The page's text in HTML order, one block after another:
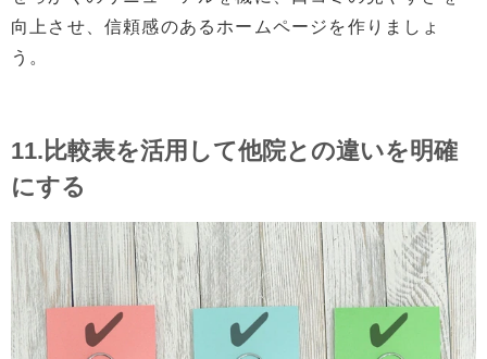
向上させ、信頼感のあるホームページを作りましょ
う。
11.比較表を活用して他院との違いを明確
にする